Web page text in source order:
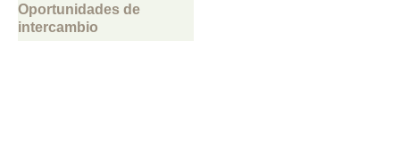
Oportunidades de
intercambio